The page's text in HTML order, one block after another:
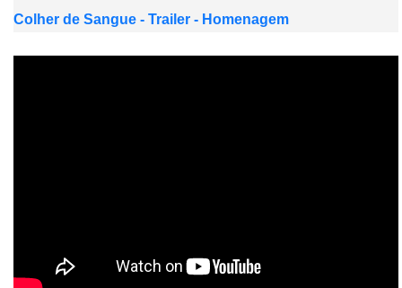
Colher de Sangue - Trailer - Homenagem